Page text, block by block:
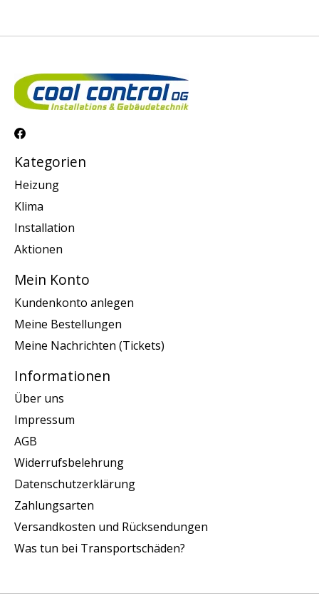
Kategorien
Heizung
Klima
Installation
Aktionen
Mein Konto
Kundenkonto anlegen
Meine Bestellungen
Meine Nachrichten (Tickets)
Informationen
Über uns
Impressum
AGB
Widerrufsbelehrung
Datenschutzerklärung
Zahlungsarten
Versandkosten und Rücksendungen
Was tun bei Transportschäden?